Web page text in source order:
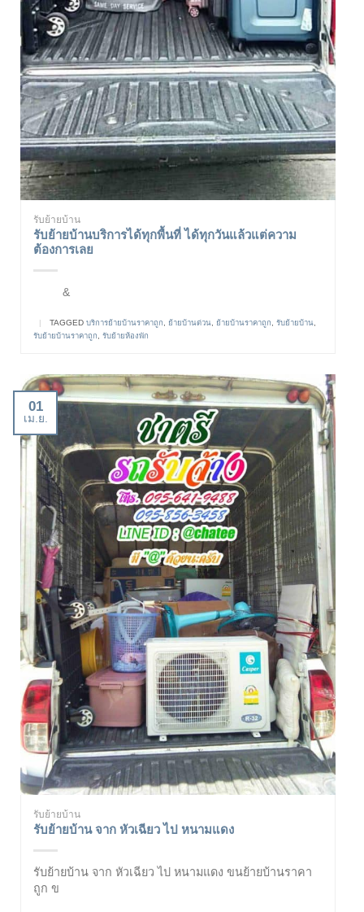
รับย้ายบ้าน
รับย้ายบ้านบริการได้ทุกพื้นที่ ได้ทุกวันแล้วแต่ความ
ต้องการเลย
&
| TAGGED บริการย้ายบ้านราคาถูก ย้ายบ้านด่วน ย้ายบ้านราคาถูก รับย้ายบ้าน
รับย้ายบ้านราคาถูก
รับย้ายห้องพัก
01
เม.ย.
รับย้ายบ้าน
รับย้ายบ้าน จาก หัวเฉียว ไป หนามแดง
รับย้ายบ้าน จาก หัวเฉียว ไป หนามแดง ขนย้ายบ้านราคา
ถูก ข